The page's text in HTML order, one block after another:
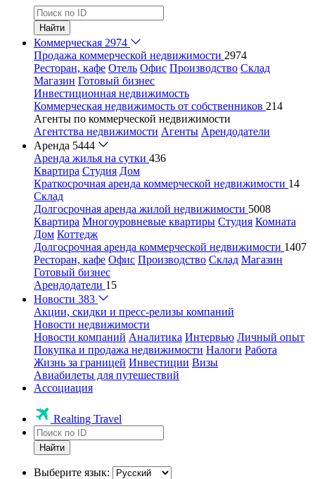
Найти
Коммерческая 2974
Продажа коммерческой недвижимости 2974
Ресторан, кафе Отель Офис Производство Склад
Магазин Готовый бизнес
Инвестиционная недвижимость
Коммерческая недвижимость от собственников 214
Агенты по коммерческой недвижимости
Агентства недвижимости Агенты Арендодатели
Аренда 5444
Аренда жилья на сутки 436
Квартира Студия Дом
Краткосрочная аренда коммерческой недвижимости 14
Склад
Долгосрочная аренда жилой недвижимости 5008
Квартира Многоуровневые квартиры Студия Комната
Дом Коттедж
Долгосрочная аренда коммерческой недвижимости 1407
Ресторан, кафе Офис Производство Склад Магазин
Готовый бизнес
Арендодатели 15
Новости 383
Акции, скидки и пресс-релизы компаний
Новости недвижимости
Новости компаний Аналитика Интервью Личный опыт
Покупка и продажа недвижимости Налоги Работа
Жизнь за границей Инвестиции Визы
Авиабилеты для путешествий
Ассоциация
Realting Travel
Найти
Выберите язык: